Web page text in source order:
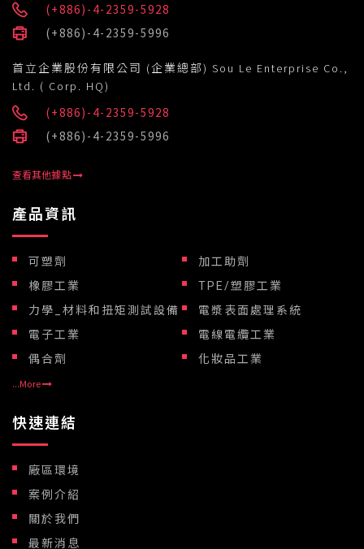
(+886)-4-2359-5928
(+886)-4-2359-5996
首立企業股份有限公司 (企業總部) Sou Le Enterprise Co.,
Ltd. ( Corp. HQ)
(+886)-4-2359-5928
(+886)-4-2359-5996
查看其他據點
產品資訊
可塑劑
加工助劑
橡膠工業
TPE/塑膠工業
力學_材料和扭矩測試設備
電漿表面處理系統
電子工業
電線電纜工業
偶合劑
化妝品工業
...More
快速連結
廠區環境
案例介紹
關於我們
最新消息